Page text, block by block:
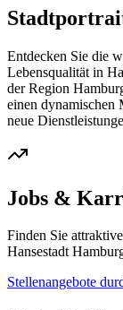
Entdecken Sie die
Lebensqualität in
der Region
einen dynamischen
neue
Jobs &
Finden Sie
Hansestadt
Stellenangebote